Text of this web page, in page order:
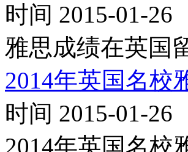
时间 2015-01-26
雅思成绩在英国
2014年英国名校
时间 2015-01-26
2014年英国名校